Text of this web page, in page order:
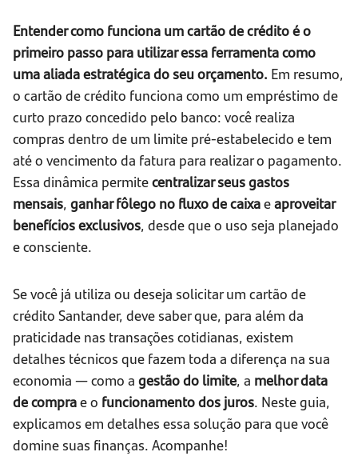
Entender como funciona um cartão de crédito é o
primeiro passo para utilizar essa ferramenta como
uma aliada estratégica do seu orçamento. Em resumo,
o cartão de crédito funciona como um empréstimo de
curto prazo concedido pelo banco: você realiza
compras dentro de um limite pré-estabelecido e tem
até o vencimento da fatura para realizar o pagamento.
Essa dinâmica permitecentralizar seus gastos
mensais, ganhar fôlego no fluxo de caixaeaproveitar
benefícios exclusivos, desde que o uso seja planejado
e consciente.
Se você já utiliza ou deseja solicitar um cartão de
crédito Santander, deve saber que, para além da
praticidade nas transações cotidianas, existem
detalhes técnicos que fazem toda a diferença na sua
economia — como a gestão do limite, a melhor data
de comprae o funcionamento dos juros. Neste guia,
explicamos em detalhes essa solução para que você
domine suas finanças. Acompanhe!